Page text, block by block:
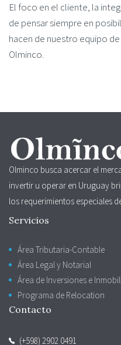
El foco en el cliente, la
de pensar siempre en
hacen de nuestro equipo
Olminco.
Olminco busca acercar el
invertir u operar en Uruguay
los requerimientos especiales
Servicios
Área Tributaria-Contable
Área Legal y Notarial
Área de Inversiones e
Programa de Relocation
Contacto
(+598) 2902 0491